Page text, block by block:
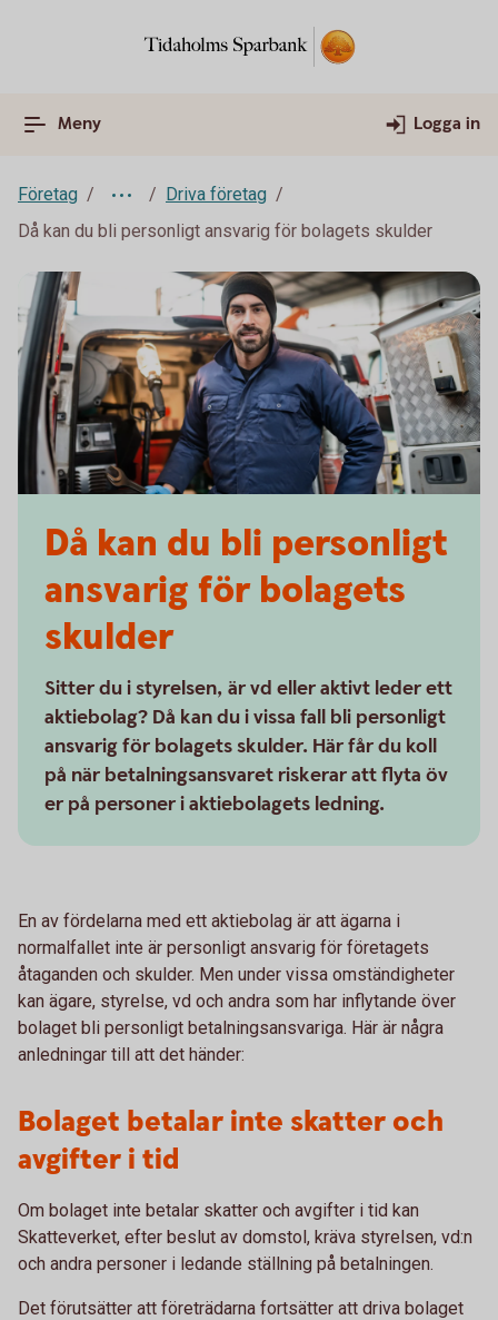
Meny Logga in
Företag
Driva företag
Då kan du bli personligt ansvarig för bolagets skulder
Då kan du bli personligt
ansvarig för bolagets
skulder
Sitter du i styrelsen, är vd eller aktivt leder ett
aktiebolag? Då kan du i vissa fall bli personligt
ansvarig för bolagets skulder. Här får du koll
på när betalningsansvaret riskerar att flyta öv
er på personer i aktiebolagets ledning.
En av fördelarna med ett aktiebolag är att ägarna i
normalfallet inte är personligt ansvarig för företagets
åtaganden och skulder. Men under vissa omständigheter
kan ägare, styrelse, vd och andra som har inflytande över
bolaget bli personligt betalningsansvariga. Här är några
anledningar till att det händer:
Bolaget betalar inte skatter och
avgifter i tid
Om bolaget inte betalar skatter och avgifter i tid kan
Skatteverket, efter beslut av domstol, kräva styrelsen, vd:n
och andra personer i ledande ställning på betalningen.
Det förutsätter att företrädarna fortsätter att driva bolaget